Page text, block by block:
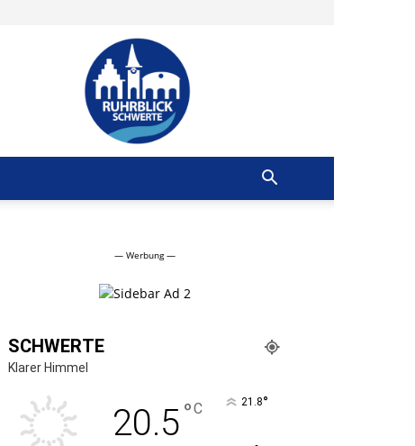
Ruhrblick
Schwerte
— Werbung —
SCHWERTE
Klarer Himmel
20.5°C 21.8°